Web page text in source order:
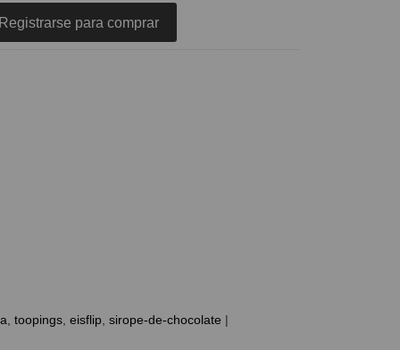
Registrarse para comprar
toopings eisflip sirope-de-chocolate |